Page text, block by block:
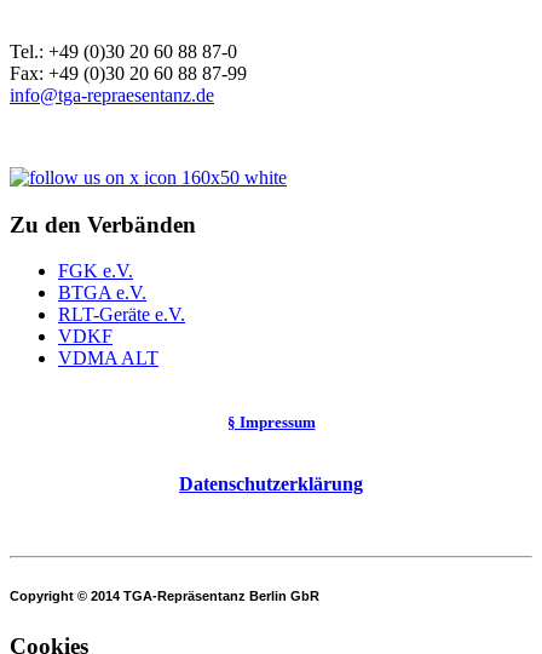
Tel.: +49 (0)30 20 60 88 87-0
Fax: +49 (0)30 20 60 88 87-99
info@tga-repraesentanz.de
Zu den Verbänden
FGK e.V.
BTGA e.V.
RLT-Geräte e.V.
VDKF
VDMA ALT
§ Impressum
Datenschutzerklärung
Copyright © 2014 TGA-Repräsentanz Berlin GbR
Cookies